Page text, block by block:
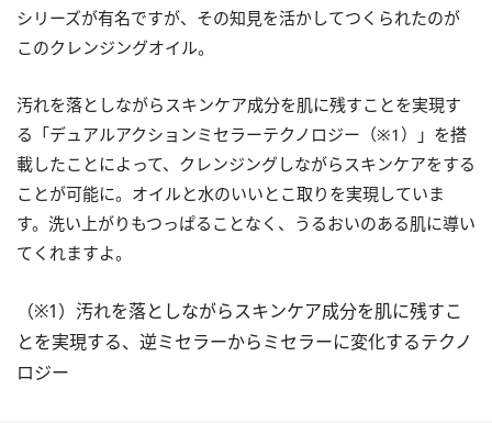
シリーズが有名ですが、その知見を活かしてつくられたのが
このクレンジングオイル。
汚れを落としながらスキンケア成分を肌に残すことを実現す
る「デュアルアクションミセラーテクノロジー（※1）」を搭
載したことによって、クレンジングしながらスキンケアをする
ことが可能に。オイルと水のいいとこ取りを実現していま
す。洗い上がりもつっぱることなく、うるおいのある肌に導い
てくれますよ。
（※1）汚れを落としながらスキンケア成分を肌に残すこ
とを実現する、逆ミセラーからミセラーに変化するテクノ
ロジー